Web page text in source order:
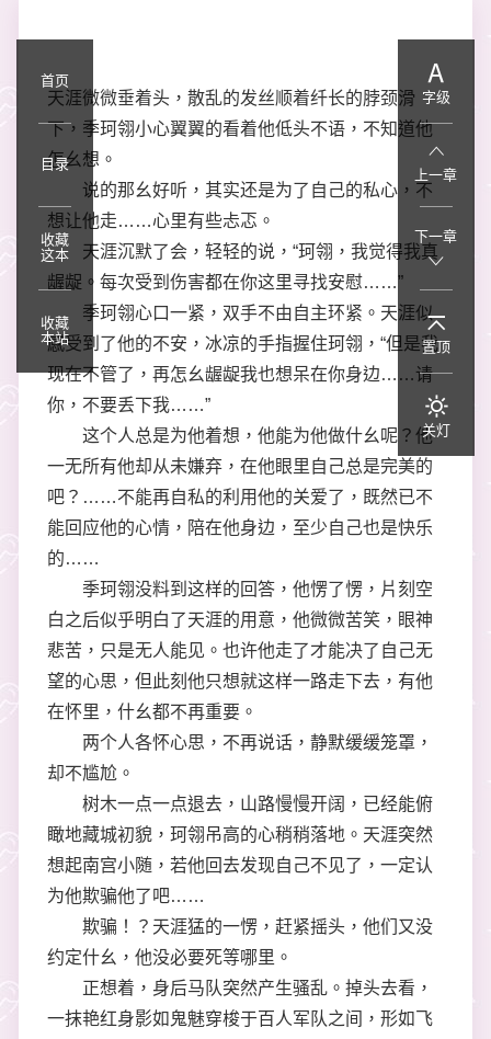
天涯微微垂着头，散乱的发丝顺着纤长的脖颈滑
下，季珂翎小心翼翼的看着他低头不语，不知道他
怎幺想。
说的那幺好听，其实还是为了自己的私心，不
想让他走……心里有些忐忑。
天涯沉默了会，轻轻的说，“珂翎，我觉得我真
龌龊。每次受到伤害都在你这里寻找安慰……”
季珂翎心口一紧，双手不由自主环紧。天涯似
感受到了他的不安，冰凉的手指握住珂翎，“但是我
现在不管了，再怎幺龌龊我也想呆在你身边……请
你，不要丢下我……”
这个人总是为他着想，他能为他做什幺呢？他
一无所有他却从未嫌弃，在他眼里自己总是完美的
吧？……不能再自私的利用他的关爱了，既然已不
能回应他的心情，陪在他身边，至少自己也是快乐
的……
季珂翎没料到这样的回答，他愣了愣，片刻空
白之后似乎明白了天涯的用意，他微微苦笑，眼神
悲苦，只是无人能见。也许他走了才能决了自己无
望的心思，但此刻他只想就这样一路走下去，有他
在怀里，什幺都不再重要。
两个人各怀心思，不再说话，静默缓缓笼罩，
却不尴尬。
树木一点一点退去，山路慢慢开阔，已经能俯
瞰地藏城初貌，珂翎吊高的心稍稍落地。天涯突然
想起南宫小随，若他回去发现自己不见了，一定认
为他欺骗他了吧……
欺骗！？天涯猛的一愣，赶紧摇头，他们又没
约定什幺，他没必要死等哪里。
正想着，身后马队突然产生骚乱。掉头去看，
一抹艳红身影如鬼魅穿梭于百人军队之间，形如飞
首页
目录
收藏
这本
收藏
本站
字级
上一章
下一章
置顶
关灯